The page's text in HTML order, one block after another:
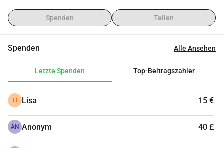
Spenden Teilen
Spenden Alle Ansehen
Letzte Spenden Top-Beitragszahler
LI Lisa 15 €
AN Anonym 40 £